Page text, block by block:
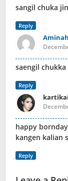
sangil chuka
Reply
saengil
Reply
happy
kangen kalian
Reply